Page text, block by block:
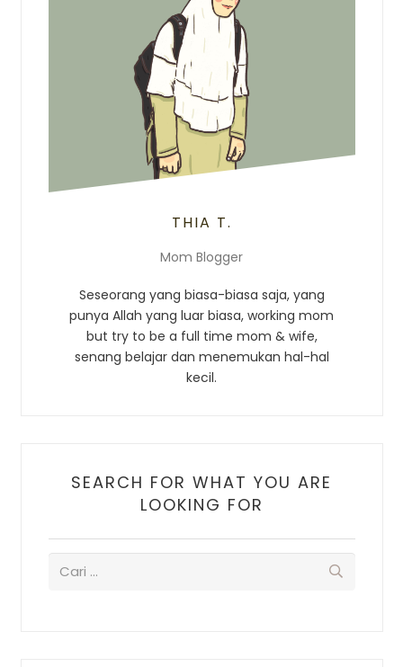
THIA T.
Mom Blogger
Seseorang yang biasa-biasa saja, yang
punya Allah yang luar biasa, working mom
but try to be a full time mom & wife,
senang belajar dan menemukan hal-hal
kecil.
SEARCH FOR WHAT YOU ARE
LOOKING FOR